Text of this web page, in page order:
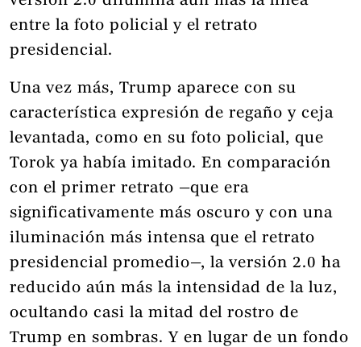
entre la foto policial y el retrato
presidencial.
Una vez más, Trump aparece con su
característica expresión de regaño y ceja
levantada, como en su foto policial, que
Torok ya había imitado. En comparación
con el primer retrato —que era
significativamente más oscuro y con una
iluminación más intensa que el retrato
presidencial promedio—, la versión 2.0 ha
reducido aún más la intensidad de la luz,
ocultando casi la mitad del rostro de
Trump en sombras. Y en lugar de un fondo